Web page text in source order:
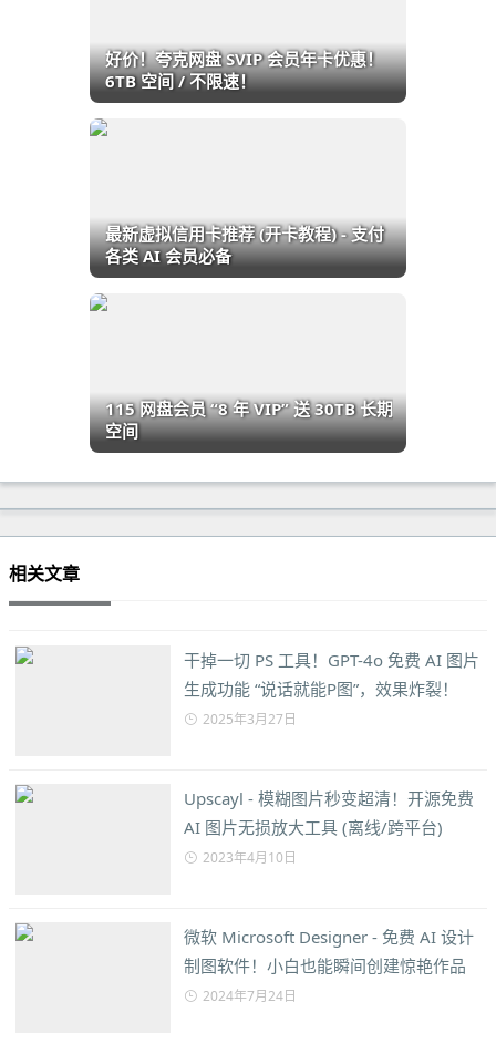
好价！夸克网盘 SVIP 会员年卡优惠！
6TB 空间 / 不限速！
最新虚拟信用卡推荐 (开卡教程) - 支付
各类 AI 会员必备
115 网盘会员 “8 年 VIP” 送 30TB 长期
空间
相关文章
干掉一切 PS 工具！GPT-4o 免费 AI 图片
生成功能 “说话就能P图”，效果炸裂！
2025年3月27日
Upscayl - 模糊图片秒变超清！开源免费
AI 图片无损放大工具 (离线/跨平台)
2023年4月10日
微软 Microsoft Designer - 免费 AI 设计
制图软件！小白也能瞬间创建惊艳作品
2024年7月24日